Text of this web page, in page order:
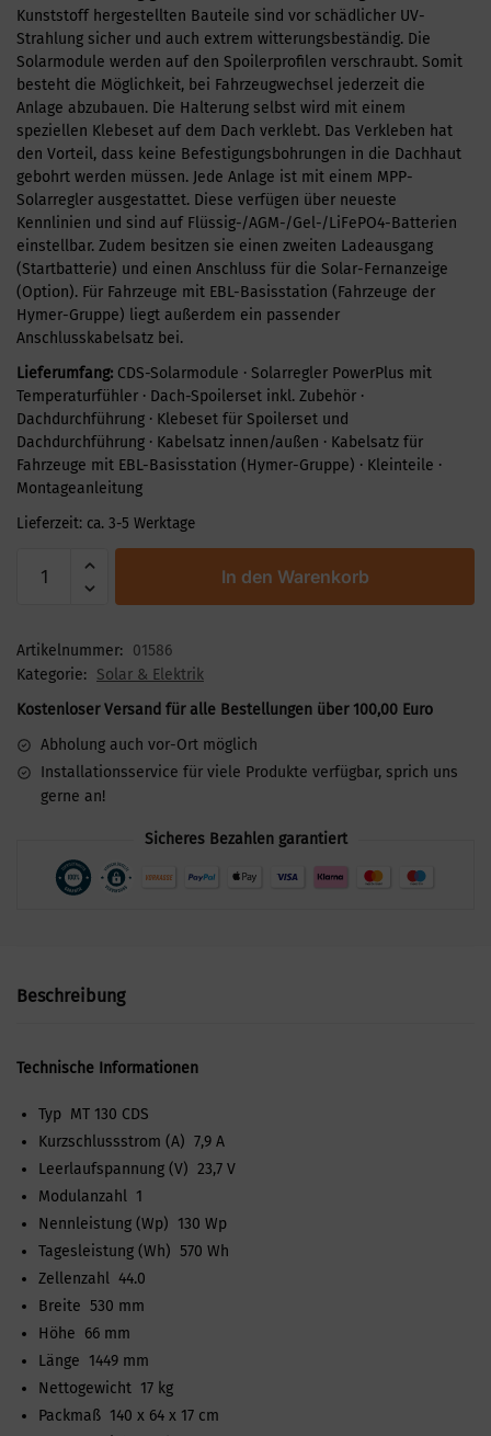
Kunststoff hergestellten Bauteile sind vor schädlicher UV-
Strahlung sicher und auch extrem witterungsbeständig. Die
Solarmodule werden auf den Spoilerprofilen verschraubt. Somit
besteht die Möglichkeit, bei Fahrzeugwechsel jederzeit die
Anlage abzubauen. Die Halterung selbst wird mit einem
speziellen Klebeset auf dem Dach verklebt. Das Verkleben hat
den Vorteil, dass keine Befestigungsbohrungen in die Dachhaut
gebohrt werden müssen. Jede Anlage ist mit einem MPP-
Solarregler ausgestattet. Diese verfügen über neueste
Kennlinien und sind auf Flüssig-/AGM-/Gel-/LiFePO4-Batterien
einstellbar. Zudem besitzen sie einen zweiten Ladeausgang
(Startbatterie) und einen Anschluss für die Solar-Fernanzeige
(Option). Für Fahrzeuge mit EBL-Basisstation (Fahrzeuge der
Hymer-Gruppe) liegt außerdem ein passender
Anschlusskabelsatz bei.
Lieferumfang: CDS-Solarmodule · Solarregler PowerPlus mit
Temperaturfühler · Dach-Spoilerset inkl. Zubehör ·
Dachdurchführung · Klebeset für Spoilerset und
Dachdurchführung · Kabelsatz innen/außen · Kabelsatz für
Fahrzeuge mit EBL-Basisstation (Hymer-Gruppe) · Kleinteile ·
Montageanleitung
Lieferzeit: ca. 3-5 Werktage
In den Warenkorb
Artikelnummer: 01586
Kategorie: Solar & Elektrik
Kostenloser Versand für alle Bestellungen über 100,00 Euro
Abholung auch vor-Ort möglich
Installationsservice für viele Produkte verfügbar, sprich uns
gerne an!
Sicheres Bezahlen garantiert
Beschreibung
Technische Informationen
Typ MT 130 CDS
Kurzschlussstrom (A) 7,9 A
Leerlaufspannung (V) 23,7 V
Modulanzahl 1
Nennleistung (Wp) 130 Wp
Tagesleistung (Wh) 570 Wh
Zellenzahl 44.0
Breite 530 mm
Höhe 66 mm
Länge 1449 mm
Nettogewicht 17 kg
Packmaß 140 x 64 x 17 cm